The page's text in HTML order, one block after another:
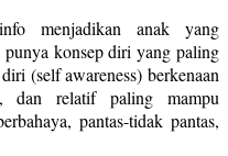
menjadikan anak yang
konsep diri yang paling
(self awareness) berkenaan
dan relatif paling mampu
pantas-tidak pantas,